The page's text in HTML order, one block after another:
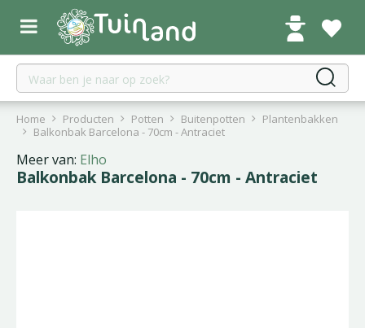
r
Home Producten Potten Buitenpotten
Plantenbakken
Balkonbak Barcelona - 70cm - Antraciet
Meer van: Elho
Balkonbak Barcelona - 70cm - Antraciet